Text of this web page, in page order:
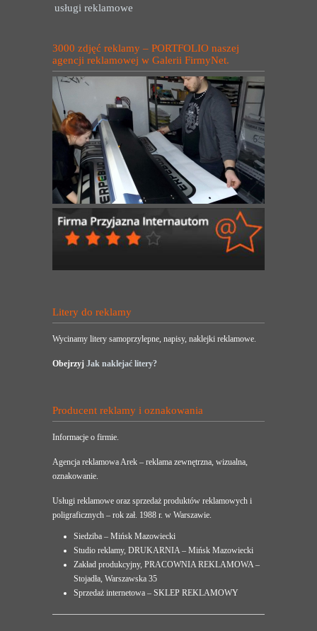
usługi reklamowe
3000 zdjęć reklamy – PORTFOLIO naszej
agencji reklamowej w Galerii FirmyNet.
Litery do reklamy
Wycinamy litery samoprzylepne, napisy, naklejki reklamowe.
Obejrzyj Jak naklejać litery?
Producent reklamy i oznakowania
Informacje o firmie.
Agencja reklamowa Arek – reklama zewnętrzna, wizualna,
oznakowanie.
Usługi reklamowe oraz sprzedaż produktów reklamowych i
poligraficznych – rok zał. 1988 r. w Warszawie.
Siedziba – Mińsk Mazowiecki
Studio reklamy, DRUKARNIA – Mińsk Mazowiecki
Zakład produkcyjny, PRACOWNIA REKLAMOWA –
Stojadła, Warszawska 35
Sprzedaż internetowa – SKLEP REKLAMOWY